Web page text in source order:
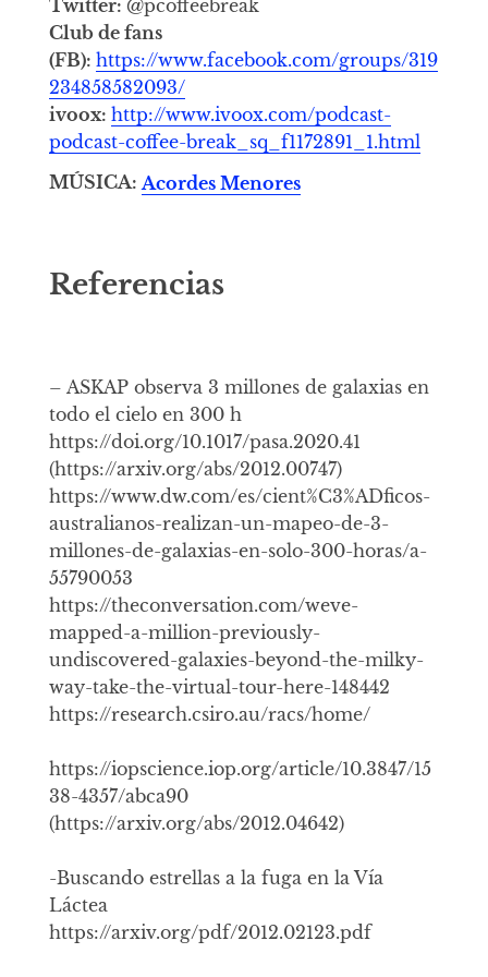
Twitter: @pcoffeebreak
Club de fans
(FB): https://www.facebook.com/groups/319
234858582093/
ivoox: http://www.ivoox.com/podcast-
podcast-coffee-break_sq_f1172891_1.html
MÚSICA: Acordes Menores
Referencias
– ASKAP observa 3 millones de galaxias en
todo el cielo en 300 h
https://doi.org/10.1017/pasa.2020.41
(https://arxiv.org/abs/2012.00747)
https://www.dw.com/es/cient%C3%ADficos-
australianos-realizan-un-mapeo-de-3-
millones-de-galaxias-en-solo-300-horas/a-
55790053
https://theconversation.com/weve-
mapped-a-million-previously-
undiscovered-galaxies-beyond-the-milky-
way-take-the-virtual-tour-here-148442
https://research.csiro.au/racs/home/
https://iopscience.iop.org/article/10.3847/15
38-4357/abca90
(https://arxiv.org/abs/2012.04642)
-Buscando estrellas a la fuga en la Vía
Láctea
https://arxiv.org/pdf/2012.02123.pdf